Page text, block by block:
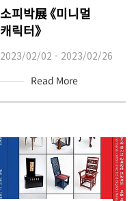
소피박展 《미니멀
캐릭터》
2023/02/02 - 2023/02/26
Read More